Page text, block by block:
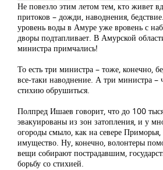
Не повезло этим летом тем, кто живет
притоков – дожди, наводнения,
уровень воды в Амуре уже вровень с
дворы подтапливает. В Амурской
министра примчались!
То есть три министра – тоже, конечно,
все-таки наводнение. А три министра –
стихию обрушиться.
Полпред Ишаев говорит, что до 100
эвакуированы из зон затопления, и у
огороды смыло, как на севере
имущество. Ну, конечно, волонтеры
вещи собирают пострадавшим,
борьбу со стихией.